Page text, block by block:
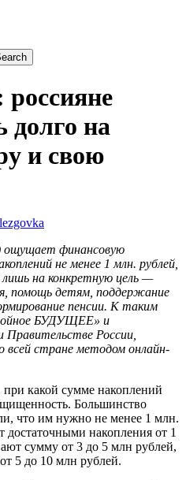
россияне
долго на
и свою
ощущает финансовую
не менее 1 млн. рублей,
лишь на конкретную цель —
помощь детям, поддержание
пенсии. К таким
БУДУЩЕЕ» и
России,
всей стране методом онлайн-
какой сумме накоплений
Большинство
что им нужно не менее 1 млн.
накопления от 1
сумму от 3 до 5 млн рублей,
5 до 10 млн рублей.